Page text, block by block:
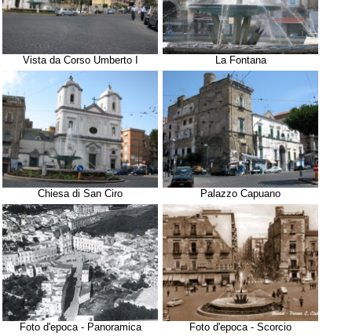
Vista da Corso Umberto I La Fontana
Chiesa di San Ciro Palazzo Capuano
Foto d'epoca - Panoramica Foto d'epoca - Scorcio